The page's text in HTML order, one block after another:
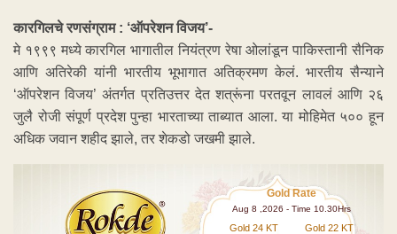
कारगिलचे रणसंग्राम : ‘ऑपरेशन विजय’-
मे १९९९ मध्ये कारगिल भागातील नियंत्रण रेषा ओलांडून पाकिस्तानी सैनिक
आणि अतिरेकी यांनी भारतीय भूभागात अतिक्रमण केलं. भारतीय सैन्याने
‘ऑपरेशन विजय’ अंतर्गत प्रतिउत्तर देत शत्रूंना परतवून लावलं आणि २६
जुलै रोजी संपूर्ण प्रदेश पुन्हा भारताच्या ताब्यात आला. या मोहिमेत ५०० हून
अधिक जवान शहीद झाले, तर शेकडो जखमी झाले.
Gold Rate
Aug 8 ,2026 - Time 10.30Hrs
Gold 24 KT Gold 22 KT